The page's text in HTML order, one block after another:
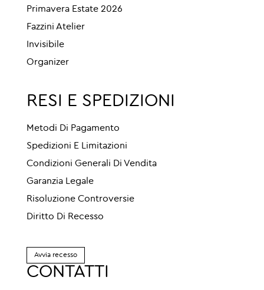
Primavera Estate 2026
Fazzini Atelier
Invisibile
Organizer
RESI E SPEDIZIONI
Metodi Di Pagamento
Spedizioni E Limitazioni
Condizioni Generali Di Vendita
Garanzia Legale
Risoluzione Controversie
Diritto Di Recesso
Avvia recesso
CONTATTI